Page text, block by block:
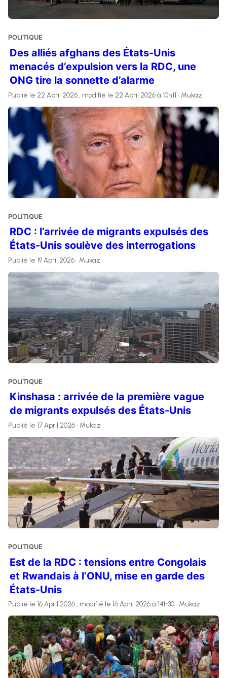
POLITIQUE
Des alliés afghans des États-Unis
menacés d’expulsion vers la RDC, une
ONG tire la sonnette d’alarme
Publié le 22 April 2026 , modifié le 22 April 2026 à 10h11 • Mukaz
POLITIQUE
RDC : l’arrivée de migrants expulsés des
États-Unis soulève des interrogations
Publié le 19 April 2026 • Mukaz
POLITIQUE
Kinshasa : arrivée de la première vague
de migrants expulsés des États-Unis
Publié le 17 April 2026 • Mukaz
POLITIQUE
Est de la RDC : tensions entre Congolais
et Rwandais à l’ONU, mise en garde des
États-Unis
Publié le 16 April 2026 , modifié le 16 April 2026 à 14h30 • Mukaz